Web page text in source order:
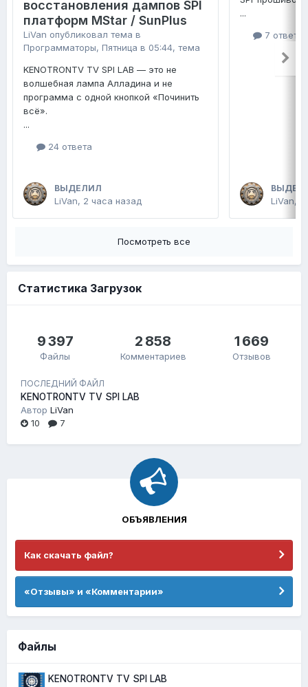
восстановления дампов SPI
платформ MStar / SunPlus
LiVan опубликовал тема в
Программаторы, Пятница в 05:44, тема
KENOTRONTV TV SPI LAB — это не
волшебная лампа Алладина и не
программа с одной кнопкой «Починить
всё».
...
24 ответа
ВЫДЕЛИЛ
LiVan, 2 часа назад
...
7 ответов
LiVan,
Посмотреть все
Статистика Загрузок
9 397
Файлы
2 858
Комментариев
1 669
Отзывов
ПОСЛЕДНИЙ ФАЙЛ
KENOTRONTV TV SPI LAB
Автор LiVan
10
7
ОБЪЯВЛЕНИЯ
Как скачать файл?
«Отзывы» и «Комментарии»
Файлы
KENOTRONTV TV SPI LAB